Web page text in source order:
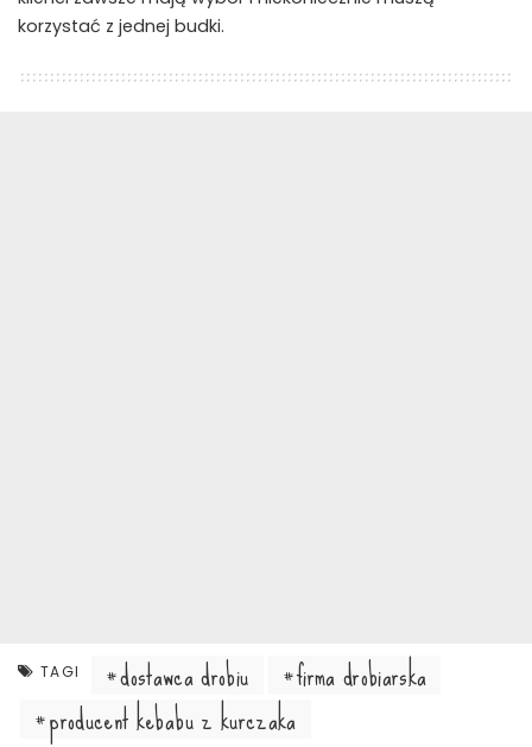
korzystać z jednej budki.
TAGI dostawca drobiu
firma drobiarska
producent kebabu z kurczaka